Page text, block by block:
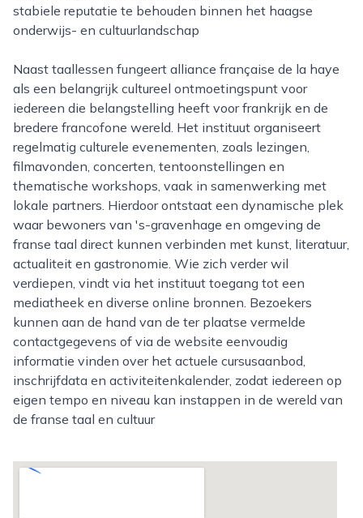
stabiele reputatie te behouden binnen het haagse
onderwijs- en cultuurlandschap
naast taallessen fungeert alliance française de la haye
als een belangrijk cultureel ontmoetingspunt voor
iedereen die belangstelling heeft voor frankrijk en de
bredere francofone wereld. Het instituut organiseert
regelmatig culturele evenementen, zoals lezingen,
filmavonden, concerten, tentoonstellingen en
thematische workshops, vaak in samenwerking met
lokale partners. Hierdoor ontstaat een dynamische plek
waar bewoners van 's-gravenhage en omgeving de
franse taal direct kunnen verbinden met kunst, literatuur,
actualiteit en gastronomie. Wie zich verder wil
verdiepen, vindt via het instituut toegang tot een
mediatheek en diverse online bronnen. Bezoekers
kunnen aan de hand van de ter plaatse vermelde
contactgegevens of via de website eenvoudig
informatie vinden over het actuele cursusaanbod,
inschrijfdata en activiteitenkalender, zodat iedereen op
eigen tempo en niveau kan instappen in de wereld van
de franse taal en cultuur